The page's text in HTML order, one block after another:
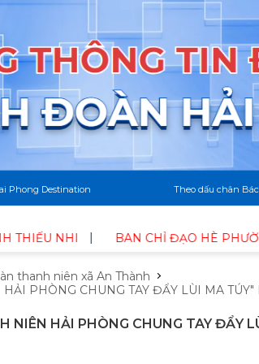
Phong Destination Theo dấu chân Bác
CHỈ ĐẠO HÈ PHƯỜNG NAM ĐỒ SƠN
thanh niên xã An Thành
PHÒNG CHUNG TAY ĐẨY LÙI MA TÚY"
NIÊN HẢI PHÒNG CHUNG TAY ĐẨY